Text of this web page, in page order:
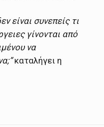
είναι συνεπείς τι
γίνονται από
να
καταλήγει η